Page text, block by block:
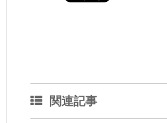
関連記事